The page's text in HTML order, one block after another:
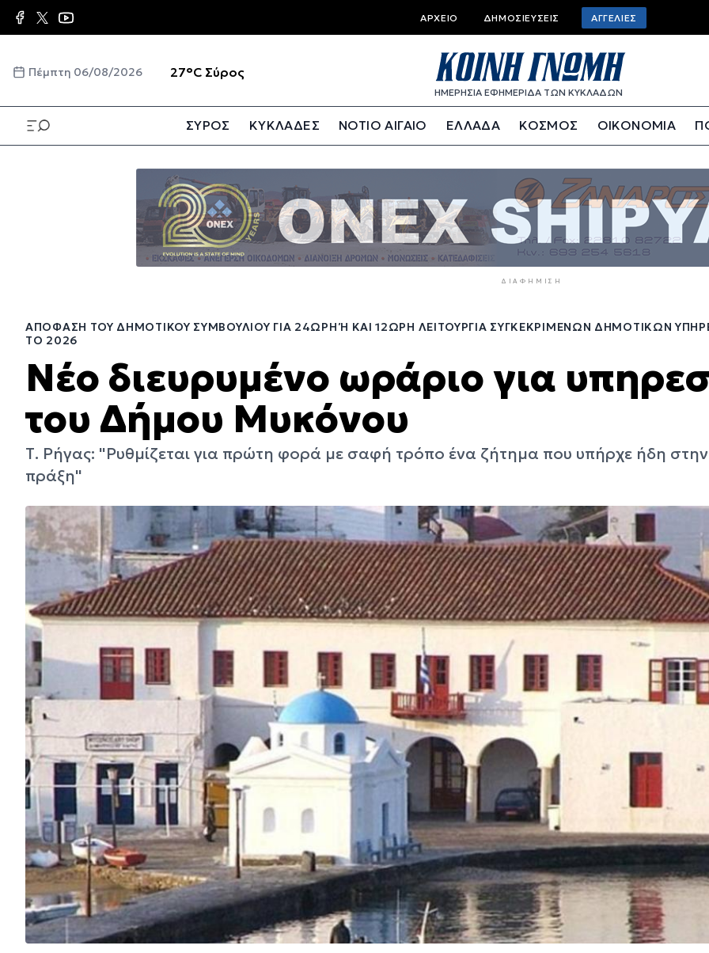
Παράκαμψη
προς
κυρίως
Top
bar
menu
ΑΡΧΕΊΟ ΔΗΜΟΣΙΕΎΣΕΙΣ ΑΓΓΕΛΊΕΣ
Πέμπτη 06/08/2026 27°C Σύρος
ΗΜΕΡΗΣΙΑ ΕΦΗΜΕΡΙΔΑ ΤΩΝ ΚΥΚΛΑΔΩΝ
ΣΥΡΟΣ ΚΥΚΛΑΔΕΣ ΝΟΤΙΟ ΑΙΓΑΙΟ ΕΛΛΑΔΑ ΚΟΣΜΟΣ ΟΙΚΟΝΟΜΙΑ
ΔΙΑΦΉΜΙΣΗ
ΑΠΌΦΑΣΗ ΤΟΥ ΔΗΜΟΤΙΚΟΎ ΣΥΜΒΟΥΛΊΟΥ ΓΙΑ 24ΩΡΗ Ή ΚΑΙ 12ΩΡΗ ΛΕΙΤΟΥΡΓΊΑ ΣΥΓΚΕΚΡΙΜΈΝΩΝ ΔΗΜΟΤΙΚΏΝ
Ο 2026
Νέο διευρυμένο ωράριο για
του Δήμου Μυκόνου
Τ. Ρήγας: "Ρυθμίζεται για πρώτη φορά με σαφή τρόπο ένα ζήτημα που υπήρχε ήδη στην
πράξη"